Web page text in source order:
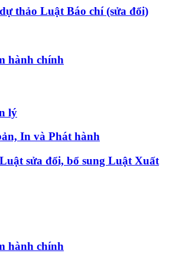
thảo Luật Báo chí (sửa đổi)
hành chính
lý
In và Phát hành
sửa đổi, bổ sung Luật Xuất
hành chính